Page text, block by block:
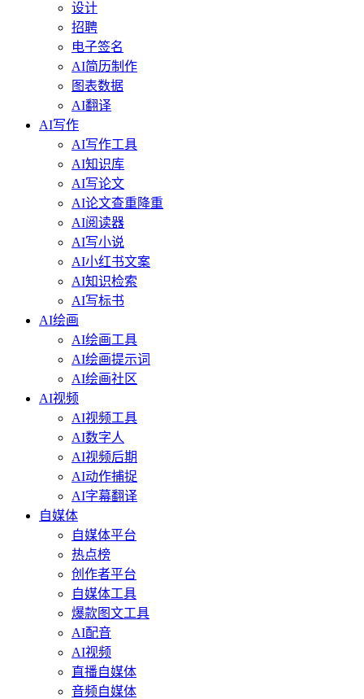
设计
招聘
电子签名
AI简历制作
图表数据
AI翻译
AI写作
AI写作工具
AI知识库
AI写论文
AI论文查重降重
AI阅读器
AI写小说
AI小红书文案
AI知识检索
AI写标书
AI绘画
AI绘画工具
AI绘画提示词
AI绘画社区
AI视频
AI视频工具
AI数字人
AI视频后期
AI动作捕捉
AI字幕翻译
自媒体
自媒体平台
热点榜
创作者平台
自媒体工具
爆款图文工具
AI配音
AI视频
直播自媒体
音频自媒体